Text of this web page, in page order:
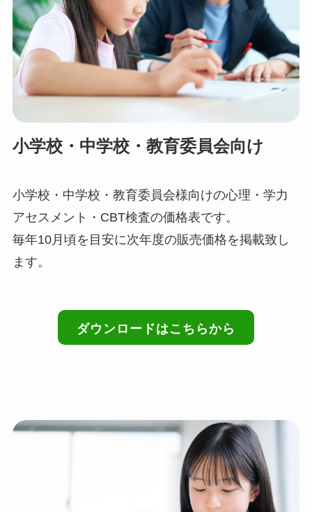
小学校・中学校・教育委員会向け
小学校・中学校・教育委員会様向けの心理・学力
アセスメント・CBT検査の価格表です。
毎年10月頃を目安に次年度の販売価格を掲載致し
ます。
ダウンロードはこちらから